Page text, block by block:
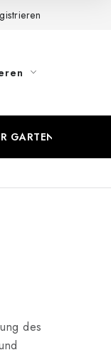
GARTEN
des